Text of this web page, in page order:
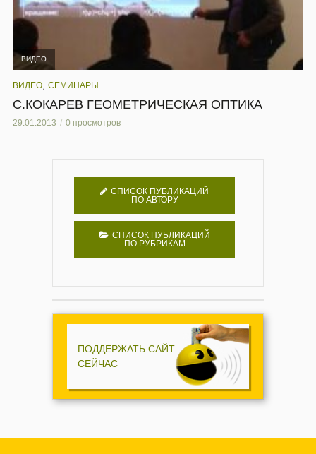
ВИДЕО
ВИДЕО СЕМИНАРЫ
С.КОКАРЕВ ГЕОМЕТРИЧЕСКАЯ ОПТИКА
29.01.2013 0 просмотров
СПИСОК ПУБЛИКАЦИЙ
ПО АВТОРУ
СПИСОК ПУБЛИКАЦИЙ
ПО РУБРИКАМ
ПОДДЕРЖАТЬ САЙТ
СЕЙЧАС